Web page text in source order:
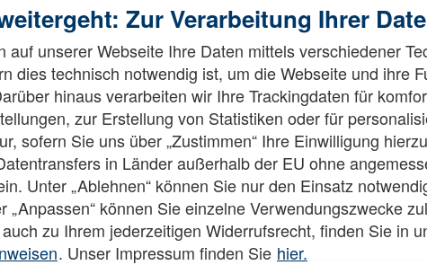
besetzt.
Zur Verarbeitung Ihrer
auf unserer Webseite Ihre Daten mittels verschiedener
dies technisch notwendig ist, um die Webseite und ihre
hinaus verarbeiten wir Ihre Trackingdaten für
zur Erstellung von Statistiken oder für
sofern Sie uns über „Zustimmen“ Ihre Einwilligung
in Länder außerhalb der EU ohne
Unter „Ablehnen“ können Sie nur den Einsatz
„Anpassen“ können Sie einzelne Verwendungszwecke
zu Ihrem jederzeitigen Widerrufsrecht, finden Sie in
. Unser Impressum finden Sie hier.